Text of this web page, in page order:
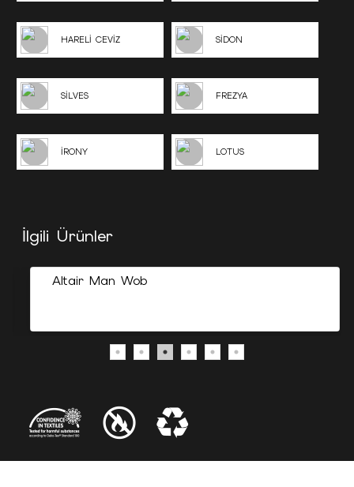
HARELİ CEVİZ SİDON
SİLVES FREZYA
İRONY LOTUS
İlgili Ürünler
Altair Man Wob